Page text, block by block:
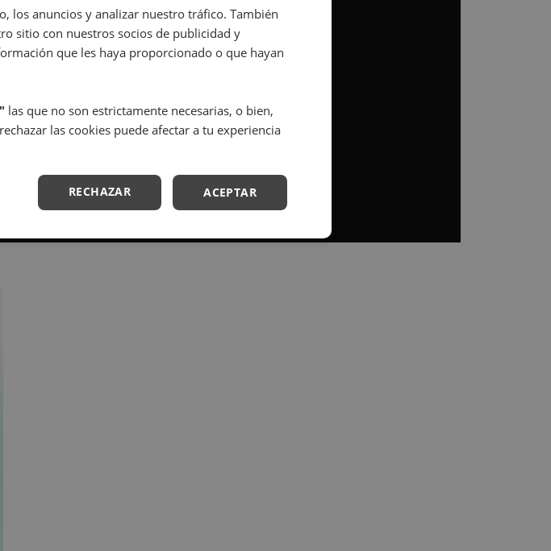
SPANISH
los anuncios y analizar nuestro tráfico. También
sitio con nuestros socios de publicidad y
que les haya proporcionado o que hayan
las que no son estrictamente necesarias, o bien,
las cookies puede afectar a tu experiencia
ACEPTAR
RECHAZAR